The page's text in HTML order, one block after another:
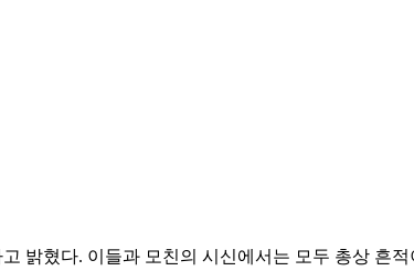
밝혔다. 이들과 모친의 시신에서는 모두 총상 흔